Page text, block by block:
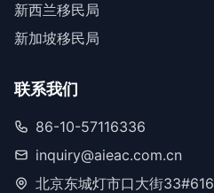
新西兰移民局
新加坡移民局
联系我们
86-10-57116336
inquiry@aieac.com.cn
北京东城灯市口大街33#616